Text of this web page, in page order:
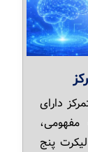
دارای
مفهومی،
پنج